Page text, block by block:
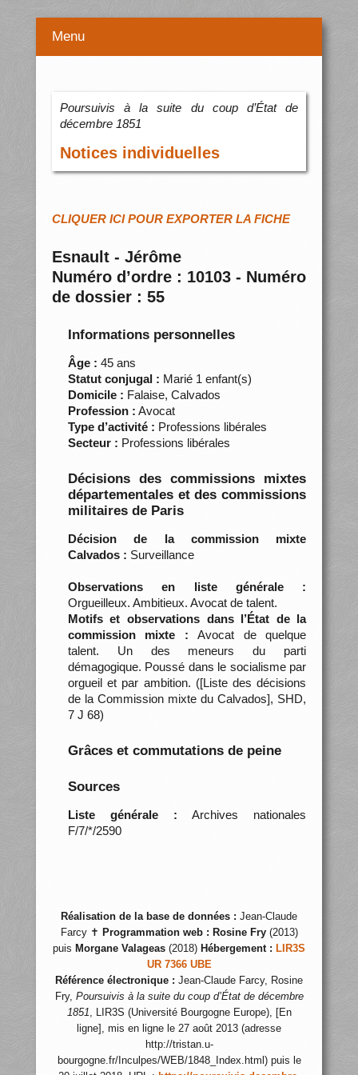
Menu
Poursuivis à la suite du coup d’État de
décembre 1851
Notices individuelles
CLIQUER ICI POUR EXPORTER LA FICHE
Esnault - Jérôme
Numéro d’ordre : 10103 - Numéro
de dossier : 55
Informations personnelles
Âge : 45 ans
Statut conjugal : Marié 1 enfant(s)
Domicile : Falaise, Calvados
Profession : Avocat
Type d’activité : Professions libérales
Secteur : Professions libérales
Décisions des commissions mixtes
départementales et des commissions
militaires de Paris
Décision de la commission mixte
Calvados : Surveillance
Observations en liste générale :
Orgueilleux. Ambitieux. Avocat de talent.
Motifs et observations dans l’État de la
commission mixte : Avocat de quelque
talent. Un des meneurs du parti
démagogique. Poussé dans le socialisme par
orgueil et par ambition. ([Liste des décisions
de la Commission mixte du Calvados], SHD,
7 J 68)
Grâces et commutations de peine
Sources
Liste générale : Archives nationales
F/7/*/2590
Réalisation de la base de données : Jean-Claude
Farcy ✝ Programmation web : Rosine Fry(2013)
puis Morgane Valageas (2018) Hébergement : LIR3S
UR 7366 UBE
Référence électronique : Jean-Claude Farcy, Rosine
Fry, Poursuivis à la suite du coup d’État de décembre
1851, LIR3S (Université Bourgogne Europe), [En
ligne], mis en ligne le 27 août 2013 (adresse
http://tristan.u-
bourgogne.fr/Inculpes/WEB/1848_Index.html) puis le